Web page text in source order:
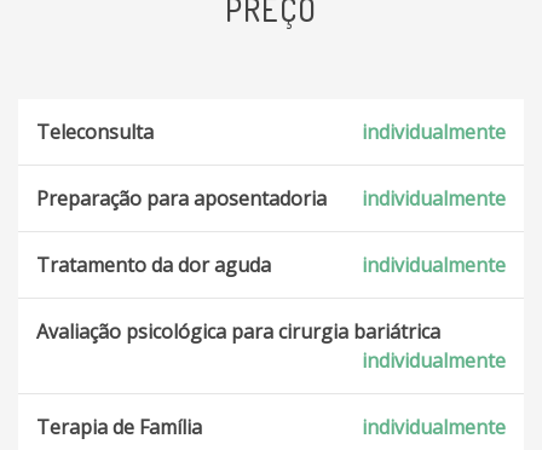
PREÇO
Teleconsulta individualmente
Preparação para aposentadoria individualmente
Tratamento da dor aguda individualmente
Avaliação psicológica para cirurgia bariátrica
individualmente
Terapia de Família individualmente